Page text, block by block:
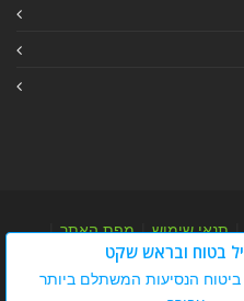
|תנאי שימוש|מפת האתר|
אלבום|מפת מאמרי מידע
בטוח ובראש שקט
הנסיעות המשתלם ביותר